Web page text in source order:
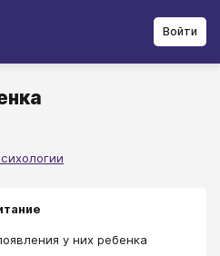
Войти
у них ребенка